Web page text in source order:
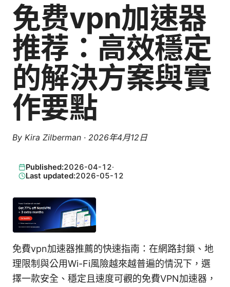
免费vpn加速器
推荐：高效穩定
的解決方案與實
作要點
By Kira Zilberman · 2026年4月12日
Published:2026-04-12·
Last updated:2026-05-12
免費vpn加速器推薦的快速指南：在網路封鎖、地
理限制與公用Wi-Fi風險越來越普遍的情況下，選
擇一款安全、穩定且速度可觀的免費VPN加速器，